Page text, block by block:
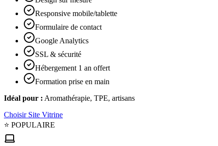
Responsive mobile/tablette
Formulaire de contact
Google Analytics
SSL & sécurité
Hébergement 1 an offert
Formation prise en main
Idéal pour : Aromathérapie, TPE, artisans
Choisir Site Vitrine
⭐ POPULAIRE